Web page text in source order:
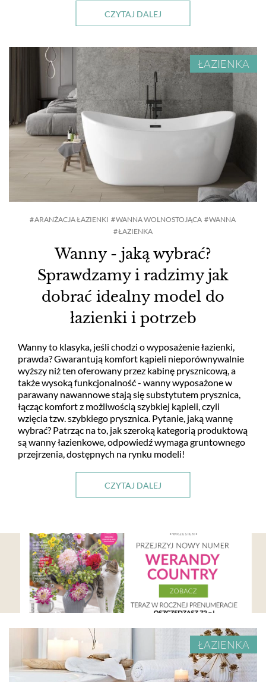
CZYTAJ DALEJ
ŁAZIENKA
Wanny - jaką wybrać?
Sprawdzamy i radzimy jak
dobrać idealny model do
łazienki i potrzeb
Wanny to klasyka, jeśli chodzi o wyposażenie łazienki,
prawda? Gwarantują komfort kąpieli nieporównywalnie
wyższy niż ten oferowany przez kabinę prysznicową, a
także wysoką funkcjonalność - wanny wyposażone w
parawany nawannowe stają się substytutem prysznica,
łącząc komfort z możliwością szybkiej kąpieli, czyli
wzięcia tzw. szybkiego prysznica. Pytanie, jaką wannę
wybrać? Patrząc na to, jak szeroką kategorią produktową
są wanny łazienkowe, odpowiedź wymaga gruntownego
przejrzenia, dostępnych na rynku modeli!
CZYTAJ DALEJ
ARANŻACJA ŁAZIENKI WANNA WOLNOSTOJĄCA
WANNA
ŁAZIENKA
ŁAZIENKA